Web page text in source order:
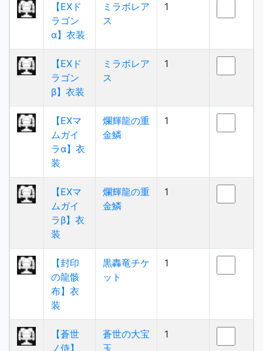
【EXド
ラゴン
α】衣装
ミラボレア
ス
1
【EXド
ラゴン
β】衣装
ミラボレア
ス
1
【EXマ
ムガイ
ラα】衣
装
爛輝龍の重
金鱗
1
【EXマ
ムガイ
ラβ】衣
装
爛輝龍の重
金鱗
1
【封印
の龍骸
布】衣
装
黒轟竜チケ
ット
1
【蒼世
ノ侍】
蒼世の大宝
玉
1